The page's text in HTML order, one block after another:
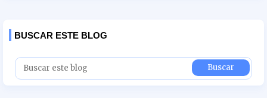
BUSCAR ESTE BLOG